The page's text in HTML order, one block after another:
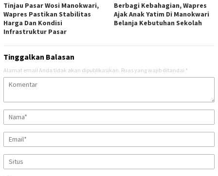
Tinjau Pasar Wosi Manokwari,
Wapres Pastikan Stabilitas
Harga Dan Kondisi
Infrastruktur Pasar
Berbagi Kebahagian, Wapres
Ajak Anak Yatim Di Manokwari
Belanja Kebutuhan Sekolah
Tinggalkan Balasan
Alamat email Anda tidak akan dipublikasikan. Ruas yang wajib ditandai *